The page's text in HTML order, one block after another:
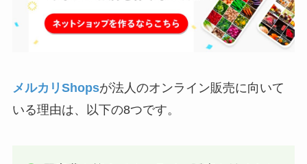
メルカリShopsが法人のオンライン販売に向いて
いる理由は、以下の8つです。